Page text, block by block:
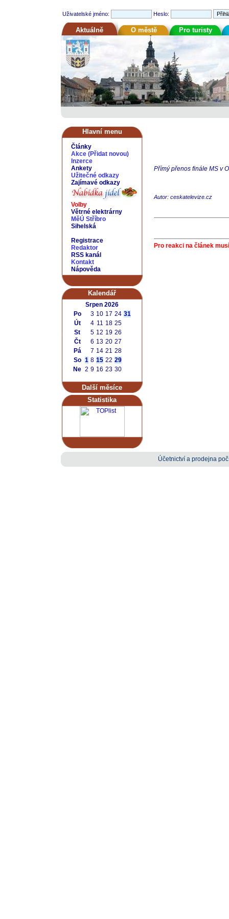
Uživatelské jméno: Heslo:
Aktuálně O městě Pro turisty
Hlavní menu
Články
Akce (Přidat novou)
Inzerce
Ankety
Užitečné odkazy
Zajímavé odkazy
Volby
Větrné elektrárny
MěÚ Stříbro
Sihelská
Registrace
Redaktor
RSS kanál
Kontakt
Nápověda
Kalendář
Srpen 2026
Po
3 10 17 24 31
Út
4 11 18 25
St
5 12 19 26
Čt
6 13 20 27
Pá
7 14 21 28
So 1 8 15 22 29
Ne 2 9 16 23 30
Další měsíce
Statistika
Přímý přenos finále MS v
Autor: ceskatelevize.cz
Pro reakci na článek
Účetnictví a prodejna